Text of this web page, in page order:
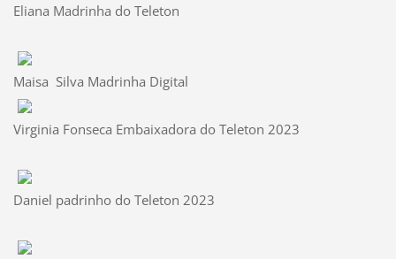
Eliana Madrinha do Teleton
Maisa Silva Madrinha Digital
Virginia Fonseca Embaixadora do Teleton 2023
Daniel padrinho do Teleton 2023